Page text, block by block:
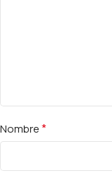
Nombre*